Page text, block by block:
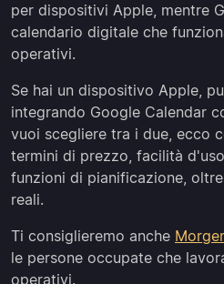
per dispositivi Apple, mentre
calendario digitale che
operativi.
Se hai un dispositivo Apple,
integrando Google Calendar
vuoi scegliere tra i due, ecco
termini di prezzo, facilità
funzioni di pianificazione,
reali.
Ti consiglieremo anche
le persone occupate che
operativi.